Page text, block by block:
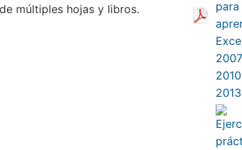
múltiples hojas y libros.